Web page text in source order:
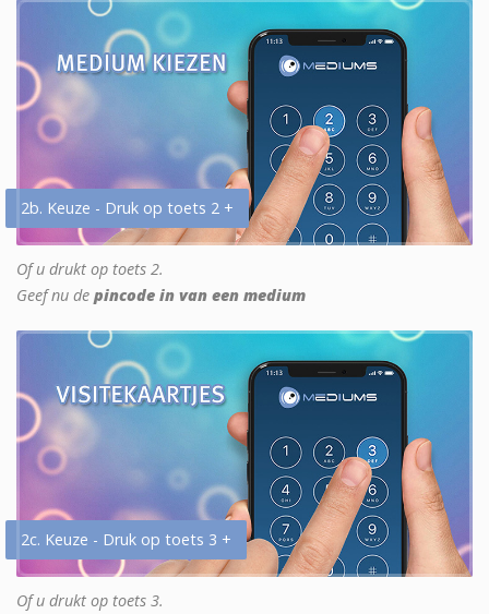
2b. Keuze - Druk op toets 2 +
Of u drukt op toets 2.
Geef nu de pincode in van een medium
2c. Keuze - Druk op toets 3 +
Of u drukt op toets 3.